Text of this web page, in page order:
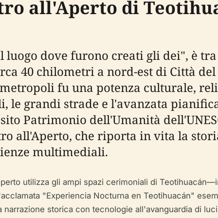
all'Aperto di
luogo dove furono creati gli dei", è
40 chilometri a nord-est di Città
fu una potenza culturale,
le grandi strade e l'avanzata
Patrimonio dell'Umanità
all'Aperto, che riporta in vita la
multimediali.
utilizza gli ampi spazi cerimoniali di
"Experiencia Nocturna en Teotihuacán"
storica con tecnologie all'avanguardia di